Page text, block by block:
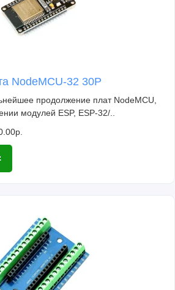
NodeMCU-32 30P
продолжение плат NodeMCU,
модулей ESP, ESP-32/..